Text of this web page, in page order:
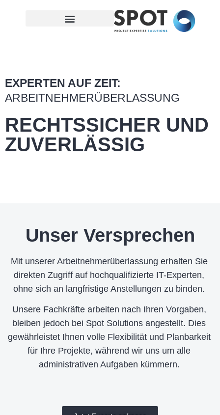
EXPERTEN AUF ZEIT:
ARBEITNEHMERÜBERLASSUNG
RECHTSSICHER UND
ZUVERLÄSSIG
Unser Versprechen
Mit unserer Arbeitnehmerüberlassung erhalten Sie
direkten Zugriff auf hochqualifizierte IT-Experten,
ohne sich an langfristige Anstellungen zu binden.
Unsere Fachkräfte arbeiten nach Ihren Vorgaben,
bleiben jedoch bei Spot Solutions angestellt. Dies
gewährleistet Ihnen volle Flexibilität und Planbarkeit
für Ihre Projekte, während wir uns um alle
administrativen Aufgaben kümmern.